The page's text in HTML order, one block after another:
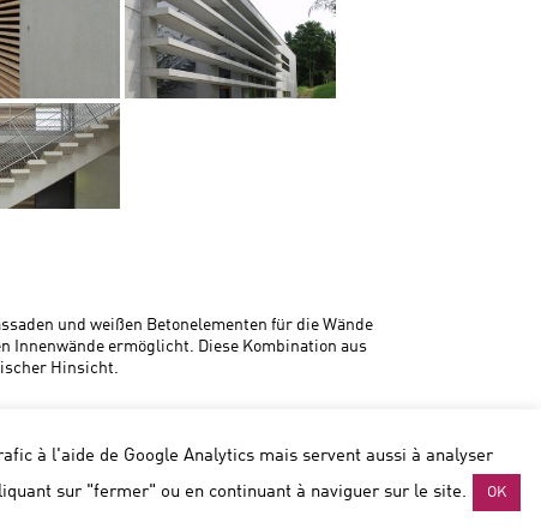
und weißen Betonelementen für die Wände
Innenwände ermöglicht. Diese Kombination aus
Hinsicht.
à l'aide de Google Analytics mais servent aussi à analyser
sur "fermer" ou en continuant à naviguer sur le site. OK